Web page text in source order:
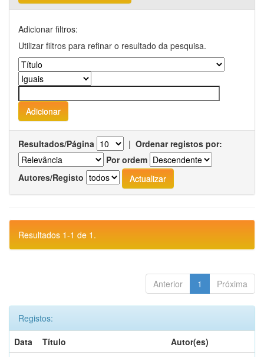
Adicionar filtros:
Utilizar filtros para refinar o resultado da pesquisa.
Resultados/Página | Ordenar registos por:
Por ordem
Autores/Registo
Resultados 1-1 de 1.
Anterior 1 Próxima
Registos:
Data
Título
Autor(es)